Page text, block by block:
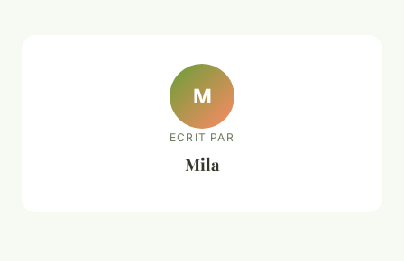
M
ECRIT PAR
Mila